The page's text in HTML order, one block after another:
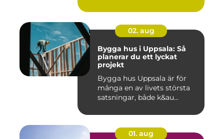
02. aug
Bygga hus i Uppsala: Så
planerar du ett lyckat
projekt
Bygga hus Uppsala är för
många en av livets största
satsningar, både k&au...
01. aug